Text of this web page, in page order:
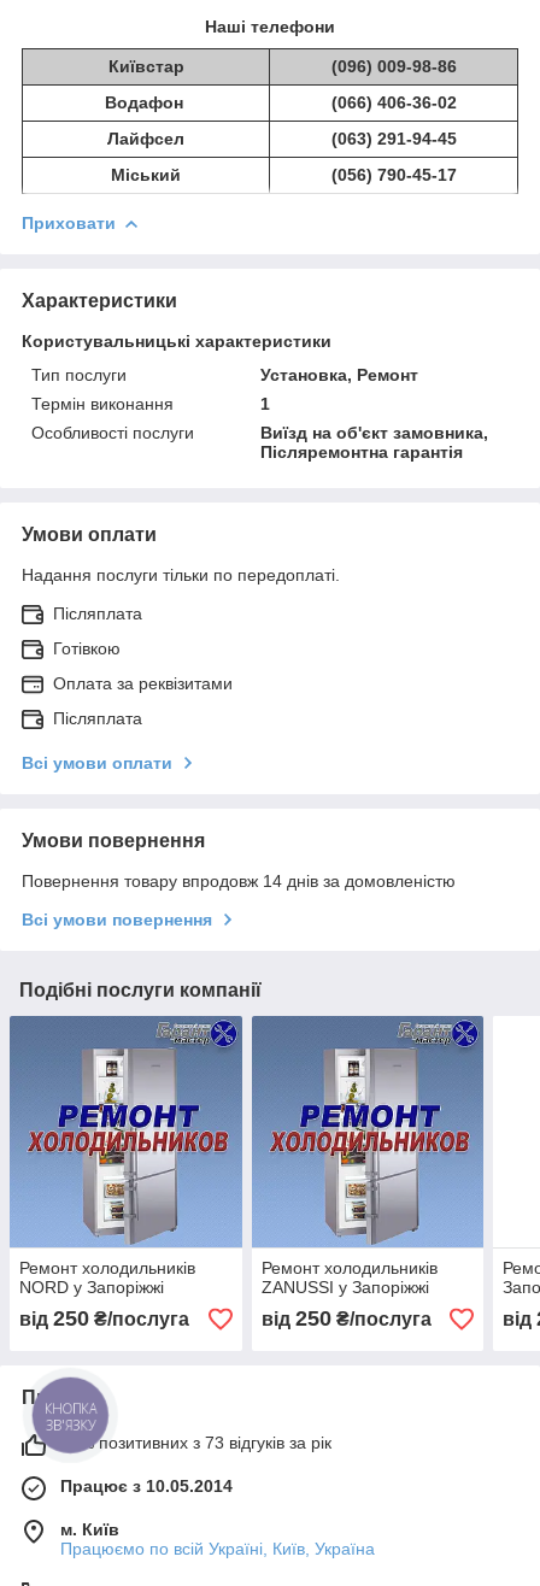
Наші телефони
Київстар
(096) 009-98-86
Водафон
(066) 406-36-02
Лайфсел
(063) 291-94-45
Міський
(056) 790-45-17
Приховати
Характеристики
Користувальницькі характеристики
Тип послуги
Установка, Ремонт
Термін виконання
1
Особливості послуги
Виїзд на об'єкт замовника,
Післяремонтна гарантія
Умови оплати
Надання послуги тільки по передоплаті.
Післяплата
Готівкою
Оплата за реквізитами
Післяплата
Всі умови оплати
Умови повернення
Повернення товару впродовж 14 днів за домовленістю
Всі умови повернення
Подібні послуги компанії
Ремонт холодильників
NORD у Запоріжжі
від 250 ₴/послуга
Ремонт холодильників
ZANUSSI у Запоріжжі
від 250₴/послуга від
Про нас
93% позитивних з 73 відгуків за рік
Працює з 10.05.2014
м. Київ
Працюємо по всій Україні, Київ, Україна
КНОПКА
ЗВ'ЯЗКУ